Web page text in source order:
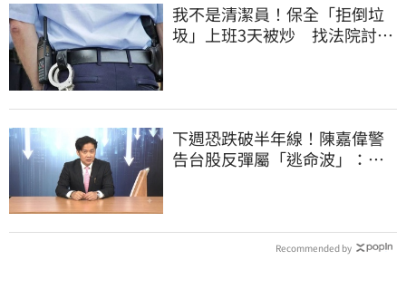
我不是清潔員！保全「拒倒垃
圾」上班3天被炒 找法院討公
下週恐跌破半年線！陳嘉偉警
告台股反彈屬「逃命波」：空
Recommended by